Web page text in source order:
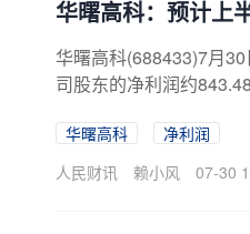
华曙高科：预计上
华曙高科(688433)7月
司股东的净利润约
年同期增加。
华曙高科
净利润
人民财讯
赖小风 07-30